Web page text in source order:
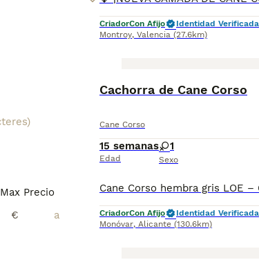
Max Precio
€
CriadorCon Afijo
Identidad Verificada
Montroy, Valencia (27.6km)
Cachorra de Cane Corso
Cane Corso
15 semanas
Edad
1
Sexo
CriadorCon Afijo
Identidad Verificada
Monóvar, Alicante (130.6km)